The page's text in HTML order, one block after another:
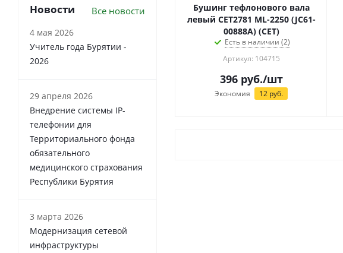
Бушинг тефлонового вала
левый CET2781 ML-2250 (JC61-
00888A) (CET)
Есть в наличии (2)
Артикул: 104715
396руб./шт
Экономия 12 руб.
Новости Все новости
4 мая 2026
Учитель года Бурятии -
2026
29 апреля 2026
Внедрение системы IP-
телефонии для
Территориального фонда
обязательного
медицинского страхования
Республики Бурятия
3 марта 2026
Модернизация сетевой
инфраструктуры